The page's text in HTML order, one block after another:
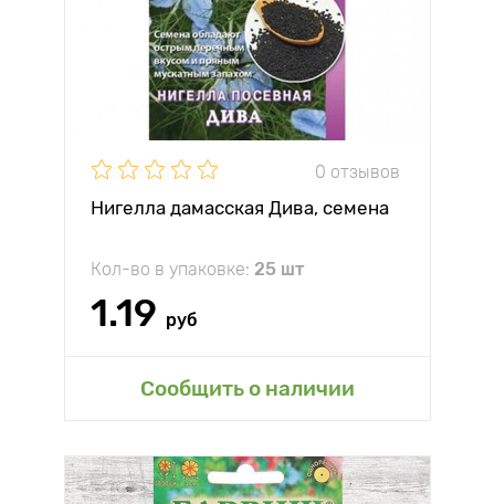
0 отзывов
Нигелла дамасская Дива, семена
Кол-во в упаковке: 25 шт
1.19 руб
Сообщить о наличии